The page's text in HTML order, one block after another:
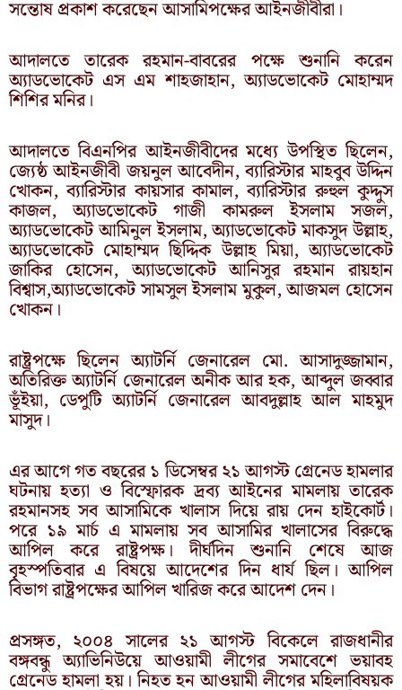
সন্তোষ প্রকাশ করেছেন আসামিপক্ষের আইনজীবীরা।
আদালতে তারেক রহমান-বাবরের পক্ষে শুনানি করেন
অ্যাডভোকেট এস এম শাহজাহান, অ্যাডভোকেট মোহাম্মদ
শিশির মনির।
আদালতে বিএনপির আইনজীবীদের মধ্যে উপস্থিত ছিলেন,
জ্যেষ্ঠ আইনজীবী জয়নুল আবেদীন, ব্যারিস্টার মাহবুব উদ্দিন
খোকন, ব্যারিস্টার কায়সার কামাল, ব্যারিস্টার রুহুল কুদ্দুস
কাজল, অ্যাডভোকেট গাজী কামরুল ইসলাম সজল,
অ্যাডভোকেট আমিনুল ইসলাম, অ্যাডভোকেট মাকসুদ উল্লাহ,
অ্যাডভোকেট মোহাম্মদ ছিদ্দিক উল্লাহ মিয়া, অ্যাডভোকেট
জাকির হোসেন, অ্যাডভোকেট আনিসুর রহমান রায়হান
বিশ্বাস,অ্যাডভোকেট সামসুল ইসলাম মুকুল, আজমল হোসেন
খোকন।
রাষ্ট্রপক্ষে ছিলেন অ্যাটর্নি জেনারেল মো. আসাদুজ্জামান,
অতিরিক্ত অ্যাটর্নি জেনারেল অনীক আর হক, আব্দুল জব্বার
ভূঁইয়া, ডেপুটি অ্যাটর্নি জেনারেল আবদুল্লাহ আল মাহমুদ
মাসুদ।
এর আগে গত বছরের ১ ডিসেম্বর ২১ আগস্ট গ্রেনেড হামলার
ঘটনায় হত্যা ও বিস্ফোরক দ্রব্য আইনের মামলায় তারেক
রহমানসহ সব আসামিকে খালাস দিয়ে রায় দেন হাইকোর্ট।
পরে ১৯ মার্চ এ মামলায় সব আসামির খালাসের বিরুদ্ধে
আপিল করে রাষ্ট্রপক্ষ। দীর্ঘদিন শুনানি শেষে আজ
বৃহস্পতিবার এ বিষয়ে আদেশের দিন ধার্য ছিল। আপিল
বিভাগ রাষ্ট্রপক্ষের আপিল খারিজ করে আদেশ দেন।
প্রসঙ্গত, ২০০৪ সালের ২১ আগস্ট বিকেলে রাজধানীর
বঙ্গবন্ধু অ্যাভিনিউয়ে আওয়ামী লীগের সমাবেশে ভয়াবহ
গ্রেনেড হামলা হয়। নিহত হন আওয়ামী লীগের মহিলাবিষয়ক